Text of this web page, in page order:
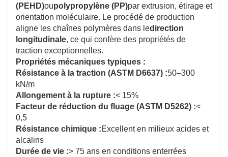
(PEHD)oupolypropylène (PP)par extrusion, étirage et
orientation moléculaire. Le procédé de production
aligne les chaînes polymères dans ledirection
longitudinale, ce qui confère des propriétés de
traction exceptionnelles.
Propriétés mécaniques typiques :
Résistance à la traction (ASTM D6637) :50–300
kN/m
Allongement à la rupture :< 15%
Facteur de réduction du fluage (ASTM D5262) :<
0,5
Résistance chimique :Excellent en milieux acides et
alcalins
Durée de vie :> 75 ans en conditions enterrées